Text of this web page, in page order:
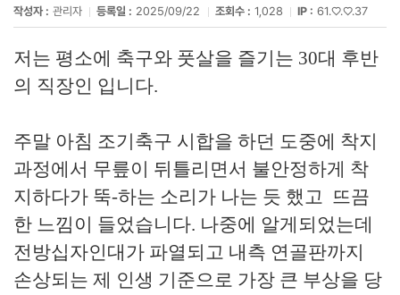
작성자 : 관리자 등록일 : 2025/09/22 조회수 : 1,028 IP : 61.♡.♡.37
저는 평소에 축구와 풋살을 즐기는 30대 후반
의 직장인 입니다.
주말 아침 조기축구 시합을 하던 도중에 착지
과정에서 무릎이 뒤틀리면서 불안정하게 착
지하다가 뚝-하는 소리가 나는 듯 했고 뜨끔
한 느낌이 들었습니다. 나중에 알게되었는데
전방십자인대가 파열되고 내측 연골판까지
손상되는 제 인생 기준으로 가장 큰 부상을 당